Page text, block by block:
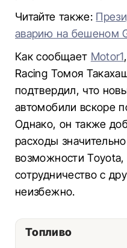
Читайте также:
аварию на бешеном
Как сообщает Motor1
Racing Томоя
подтвердил, что
автомобили вскоре
Однако, он также
расходы
возможности Toyota,
сотрудничество с
неизбежно.
Топливо